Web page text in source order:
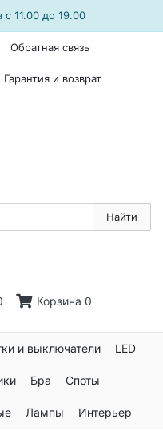
с 11.00 до 19.00
Обратная связь
Гарантия и возврат
Найти
Корзина 0
и выключатели LED
Бра Споты
Лампы Интерьер